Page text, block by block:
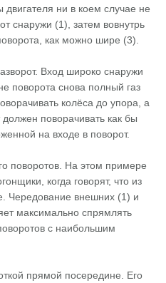
ни в коем случае не
снаружи (1), затем вовнутрь
как можно шире (3).
Вход широко снаружи
поворота снова полный газ
колёса до упора, а
поворачивать как бы
на входе в поворот.
поворотов. На этом примере
когда говорят, что из
Чередование внешних (1) и
максимально спрямлять
с наибольшим
прямой посередине. Его